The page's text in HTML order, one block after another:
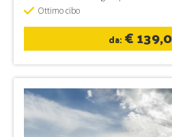
Ottimo cibo
da: €